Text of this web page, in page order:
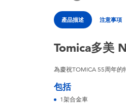
產品描述 注意事項
Tomica多美
為慶祝TOMICA 55周年的
包括
1架合金車